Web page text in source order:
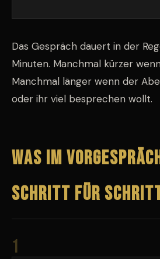
Das Gespräch dauert in der
Minuten. Manchmal kürzer
Manchmal länger wenn der
oder ihr viel besprechen wollt.
Was im
Schritt für
1